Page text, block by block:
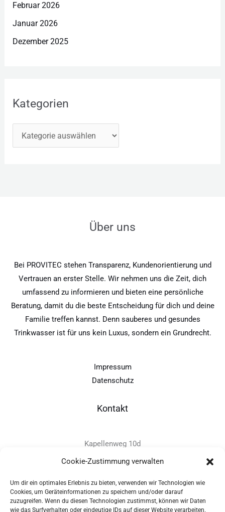
Cookie-Zustimmung verwalten
Um dir ein optimales Erlebnis zu bieten, verwenden wir Technologien wie
Cookies, um Geräteinformationen zu speichern und/oder darauf
zuzugreifen. Wenn du diesen Technologien zustimmst, können wir Daten
wie das Surfverhalten oder eindeutige IDs auf dieser Website verarbeiten.
Februar 2026
Januar 2026
Dezember 2025
Kategorien
Über uns
Bei PROVITEC stehen Transparenz, Kundenorientierung und
Vertrauen an erster Stelle. Wir nehmen uns die Zeit, dich
umfassend zu informieren und bieten eine persönliche
Beratung, damit du die beste Entscheidung für dich und deine
Familie treffen kannst. Denn sauberes und gesundes
Trinkwasser ist für uns kein Luxus, sondern ein Grundrecht.
Impressum
Datenschutz
Kontakt
Kapellenweg 10d
D-94575 Windorf
+49 - (0)8546 - 97 39 0
info@provitec.de